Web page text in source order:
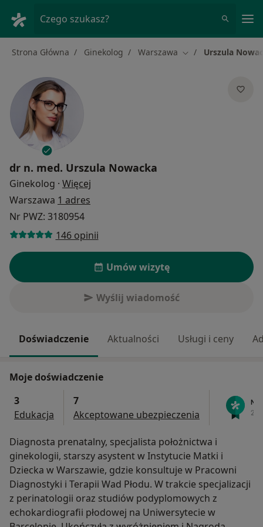
Czego szukasz?
Strona Główna Ginekolog Warszawa Zmień miasto
Urszula
dr n. med. Urszula Nowacka
Ginekolog · Więcej
Warszawa 1 adres
Nr PWZ: 3180954
146 opinii
Umów wizytę
Wyślij wiadomość
Doświadczenie Aktualności Usługi i ceny
Moje doświadczenie
3
Edukacja
7
Akceptowane ubezpieczenia
Diagnosta prenatalny, specjalista położnictwa i
ginekologii, starszy asystent w Instytucie Matki i
Dziecka w Warszawie, gdzie konsultuje w Pracowni
Diagnostyki i Terapii Wad Płodu. W trakcie specjalizacji
z perinatologii oraz studiów podyplomowych z
echokardiografii płodowej na Uniwersytecie w